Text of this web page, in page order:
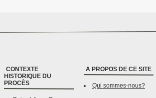
CONTEXTE
HISTORIQUE DU
PROCÈS
A PROPOS DE CE SITE
Qui sommes-nous?